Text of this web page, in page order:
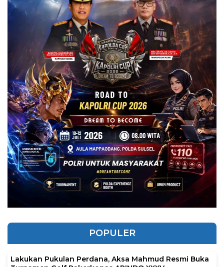
POPULER
Lakukan Pukulan Perdana, Aksa Mahmud Resmi Buka